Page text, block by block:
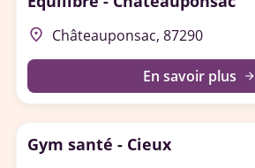
place Châteauponsac, 87290
En savoir plus arrow_forward
Gym santé - Cieux